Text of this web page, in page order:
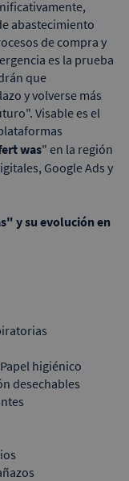
abastecimiento
de compra y
es la prueba
que
y volverse más
Visable es el
was" en la región
Google Ads y
y su evolución en
higiénico
desechables